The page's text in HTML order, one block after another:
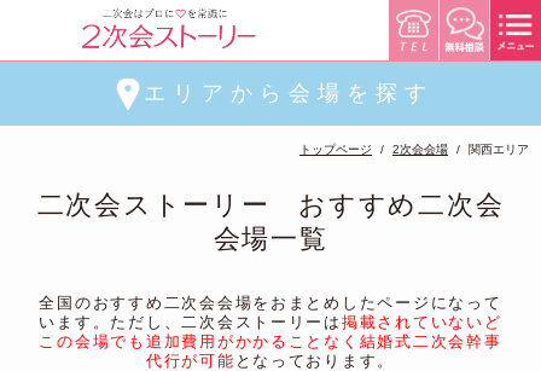
エリアから会場を探す
トップページ 2次会会場 関西エリア
二次会ストーリー おすすめ二次会
会場一覧
全国のおすすめ二次会会場をおまとめしたページになって
います。ただし、二次会ストーリーは 掲載されていないど
この会場でも追加費用がかかることなく結婚式二次会幹事
代行が可能 となっております。